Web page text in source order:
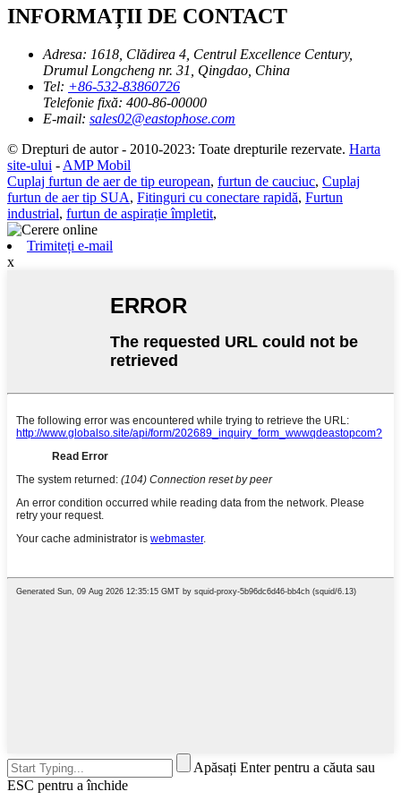
INFORMAȚII DE CONTACT
Adresa: 1618, Clădirea 4, Centrul Excellence Century,
Drumul Longcheng nr. 31, Qingdao, China
Tel: +86-532-83860726
Telefonie fixă: 400-86-00000
E-mail: sales02@eastophose.com
© Drepturi de autor - 2010-2023: Toate drepturile rezervate. Harta
site-ului - AMP Mobil
Cuplaj furtun de aer de tip european, furtun de cauciuc, Cuplaj
furtun de aer tip SUA, Fitinguri cu conectare rapidă, Furtun
industrial, furtun de aspirație împletit,
Trimiteți e-mail
x
Apăsați Enter pentru a căuta sau
ESC pentru a închide